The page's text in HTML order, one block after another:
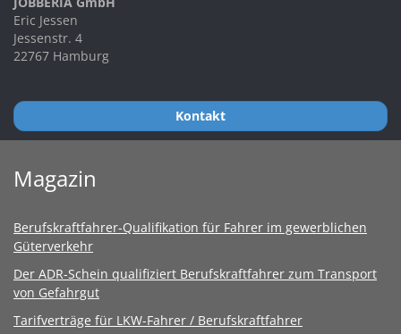
Eric Jessen
Jessenstr. 4
22767 Hamburg
Kontakt
Magazin
Berufskraftfahrer-Qualifikation für Fahrer im gewerblichen
Güterverkehr
Der ADR-Schein qualifiziert Berufskraftfahrer zum Transport
von Gefahrgut
Tarifverträge für LKW-Fahrer / Berufskraftfahrer